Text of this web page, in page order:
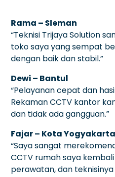
Rama – Sleman
“Teknisi Trijaya Solution
toko saya yang sempat
dengan baik dan stabil.”
Dewi – Bantul
“Pelayanan cepat dan
Rekaman CCTV kantor
dan tidak ada gangguan.”
Fajar – Kota Yogyakarta
“Saya sangat
CCTV rumah saya
perawatan, dan